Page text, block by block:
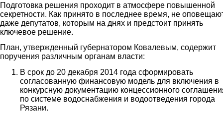
Подготовка решения проходит в атмосфере повышенной
секретности. Как принято в последнее время, не
даже депутатов, которым на днях и предстоит принять
ключевое решение.
План, утвержденный губернатором Ковалевым, содержит
поручения различным органам власти:
В срок до 20 декабря 2014 года сформировать
согласованную финансовую модель для включения в
конкурсную документацию концессионного
по системе водоснабжения и водоотведения города
Рязани.